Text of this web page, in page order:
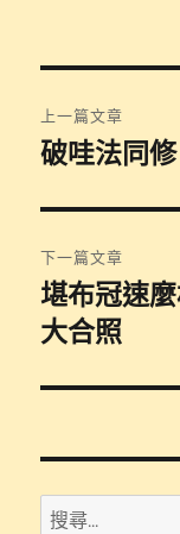
章
覽
上一篇文章
上
篇
文
章:
破哇法同
下一篇文章
下
一
文
堪布冠速
大合照
搜